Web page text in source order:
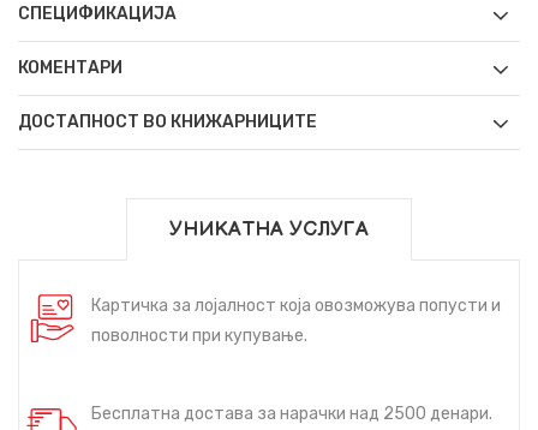
СПЕЦИФИКАЦИЈА
КОМЕНТАРИ
ДОСТАПНОСТ ВО КНИЖАРНИЦИТЕ
УНИКАТНА УСЛУГА
Картичка за лојалност која овозможува попусти и
поволности при купување.
Бесплатна достава за нарачки над 2500 денари.